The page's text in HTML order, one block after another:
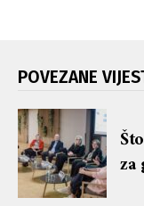
POVEZANE
za